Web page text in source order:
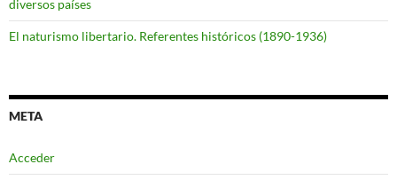
diversos países
El naturismo libertario. Referentes históricos (1890-1936)
META
Acceder